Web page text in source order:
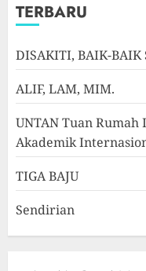
TERBARU
DISAKITI, BAIK-BAIK
ALIF, LAM, MIM.
UNTAN Tuan
Akademik
TIGA BAJU
Sendirian